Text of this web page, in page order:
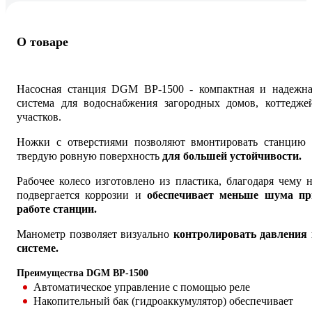
О товаре
Насосная станция DGM BP-1500 - компактная и
система для водоснабжения загородных домов,
участков.
Ножки с отверстиями позволяют вмонтировать станцию
твердую ровную поверхность для большей устойчивости.
Рабочее колесо изготовлено из пластика, благодаря чему
подвергается коррозии и обеспечивает меньше шума
работе станции.
Манометр позволяет визуально контролировать давления
системе.
Преимущества DGM BP-1500
Автоматическое управление с помощью реле
Накопительный бак (гидроаккумулятор) обеспечивает